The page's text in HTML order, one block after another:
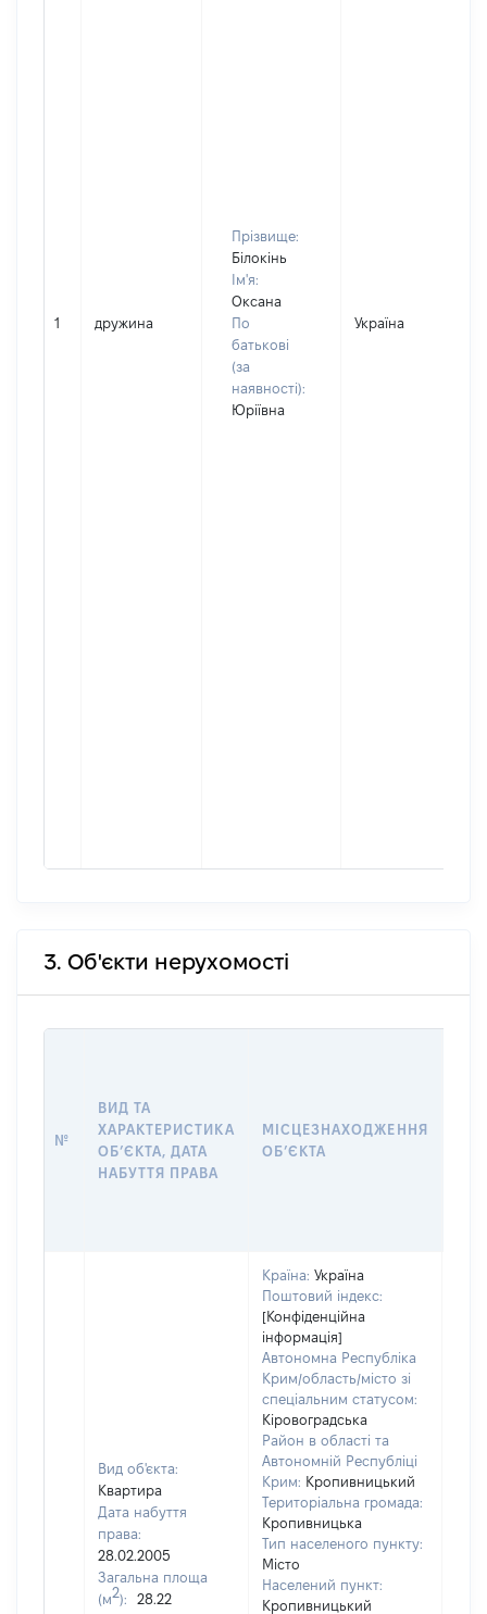
1 дружина
Прізвище:
Білокінь
Ім'я:
Оксана
По
батькові
(за
наявності):
Юріївна
Україна
3. Об'єкти нерухомості
№
ВИД ТА
ХАРАКТЕРИСТИКА
ОБʼЄКТА, ДАТА
НАБУТТЯ ПРАВА
МІСЦЕЗНАХОДЖЕННЯ
ОБʼЄКТА
Вид об'єкта:
Квартира
Дата набуття
права:
28.02.2005
Загальна площа
(м2):
28.22
Країна: Україна
Поштовий індекс:
[Конфіденційна
інформація]
Автономна Республіка
Крим/область/місто зі
спеціальним статусом:
Кіровоградська
Район в області та
Автономній Республіці
Крим: Кропивницький
Територіальна громада:
Кропивницька
Тип населеного пункту:
Місто
Населений пункт:
Кропивницький